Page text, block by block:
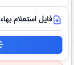
فایل استعلام بهاء